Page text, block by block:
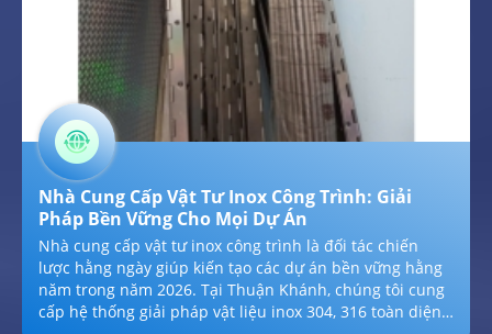
Nhà Cung Cấp Vật Tư Inox Công Trình: Giải
Pháp Bền Vững Cho Mọi Dự Án
Nhà cung cấp vật tư inox công trình là đối tác chiến
lược hằng ngày giúp kiến tạo các dự án bền vững hằng
năm trong năm 2026. Tại Thuận Khánh, chúng tôi cung
cấp hệ thống giải pháp vật liệu inox 304, 316 toàn diện